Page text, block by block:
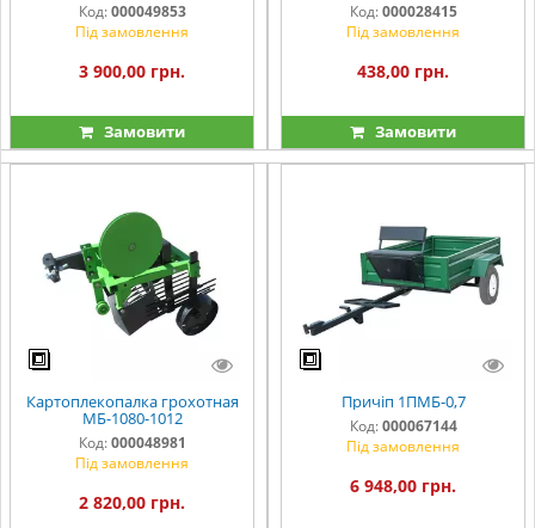
Код: 000049853
Під замовлення
3 900,00 грн.
Замовити
Код: 000028415
Під замовлення
438,00 грн.
Замовити
Картоплекопалка грохотная
МБ-1080-1012
Код: 000048981
Під замовлення
2 820,00 грн.
Причіп 1ПМБ-0,7
Код: 000067144
Під замовлення
6 948,00 грн.